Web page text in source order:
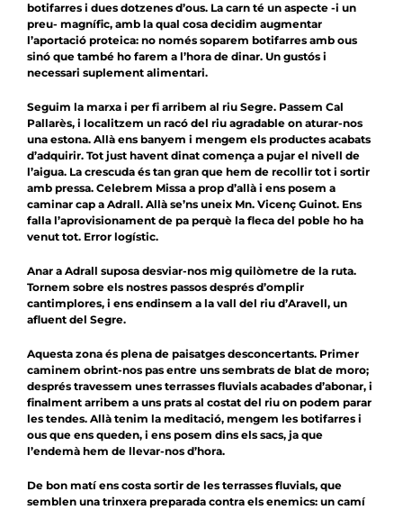
botifarres i dues dotzenes d’ous. La carn té un aspecte -i un
preu- magnífic, amb la qual cosa decidim augmentar
l’aportació proteica: no només soparem botifarres amb ous
sinó que també ho farem a l’hora de dinar. Un gustós i
necessari suplement alimentari.
Seguim la marxa i per fi arribem al riu Segre. Passem Cal
Pallarès, i localitzem un racó del riu agradable on aturar-nos
una estona. Allà ens banyem i mengem els productes acabats
d’adquirir. Tot just havent dinat comença a pujar el nivell de
l’aigua. La crescuda és tan gran que hem de recollir tot i sortir
amb pressa. Celebrem Missa a prop d’allà i ens posem a
caminar cap a Adrall. Allà se’ns uneix Mn. Vicenç Guinot. Ens
falla l’aprovisionament de pa perquè la fleca del poble ho ha
venut tot. Error logístic.
Anar a Adrall suposa desviar-nos mig quilòmetre de la ruta.
Tornem sobre els nostres passos després d’omplir
cantimplores, i ens endinsem a la vall del riu d’Aravell, un
afluent del Segre.
Aquesta zona és plena de paisatges desconcertants. Primer
caminem obrint-nos pas entre uns sembrats de blat de moro;
després travessem unes terrasses fluvials acabades d’abonar, i
finalment arribem a uns prats al costat del riu on podem parar
les tendes. Allà tenim la meditació, mengem les botifarres i
ous que ens queden, i ens posem dins els sacs, ja que
l’endemà hem de llevar-nos d’hora.
De bon matí ens costa sortir de les terrasses fluvials, que
semblen una trinxera preparada contra els enemics: un camí